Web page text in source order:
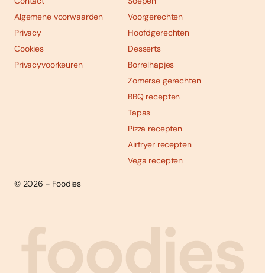
Abonneren
Bestellen
Algemene voorwaarden
Privacy
Cookies
Privacyvoorkeuren
Voorgerechten
Hoofdgerechten
Desserts
Borrelhapjes
Zomerse gerechten
BBQ recepten
Tapas
Pizza recepten
Airfryer recepten
Vega recepten
© 2026 - Foodies